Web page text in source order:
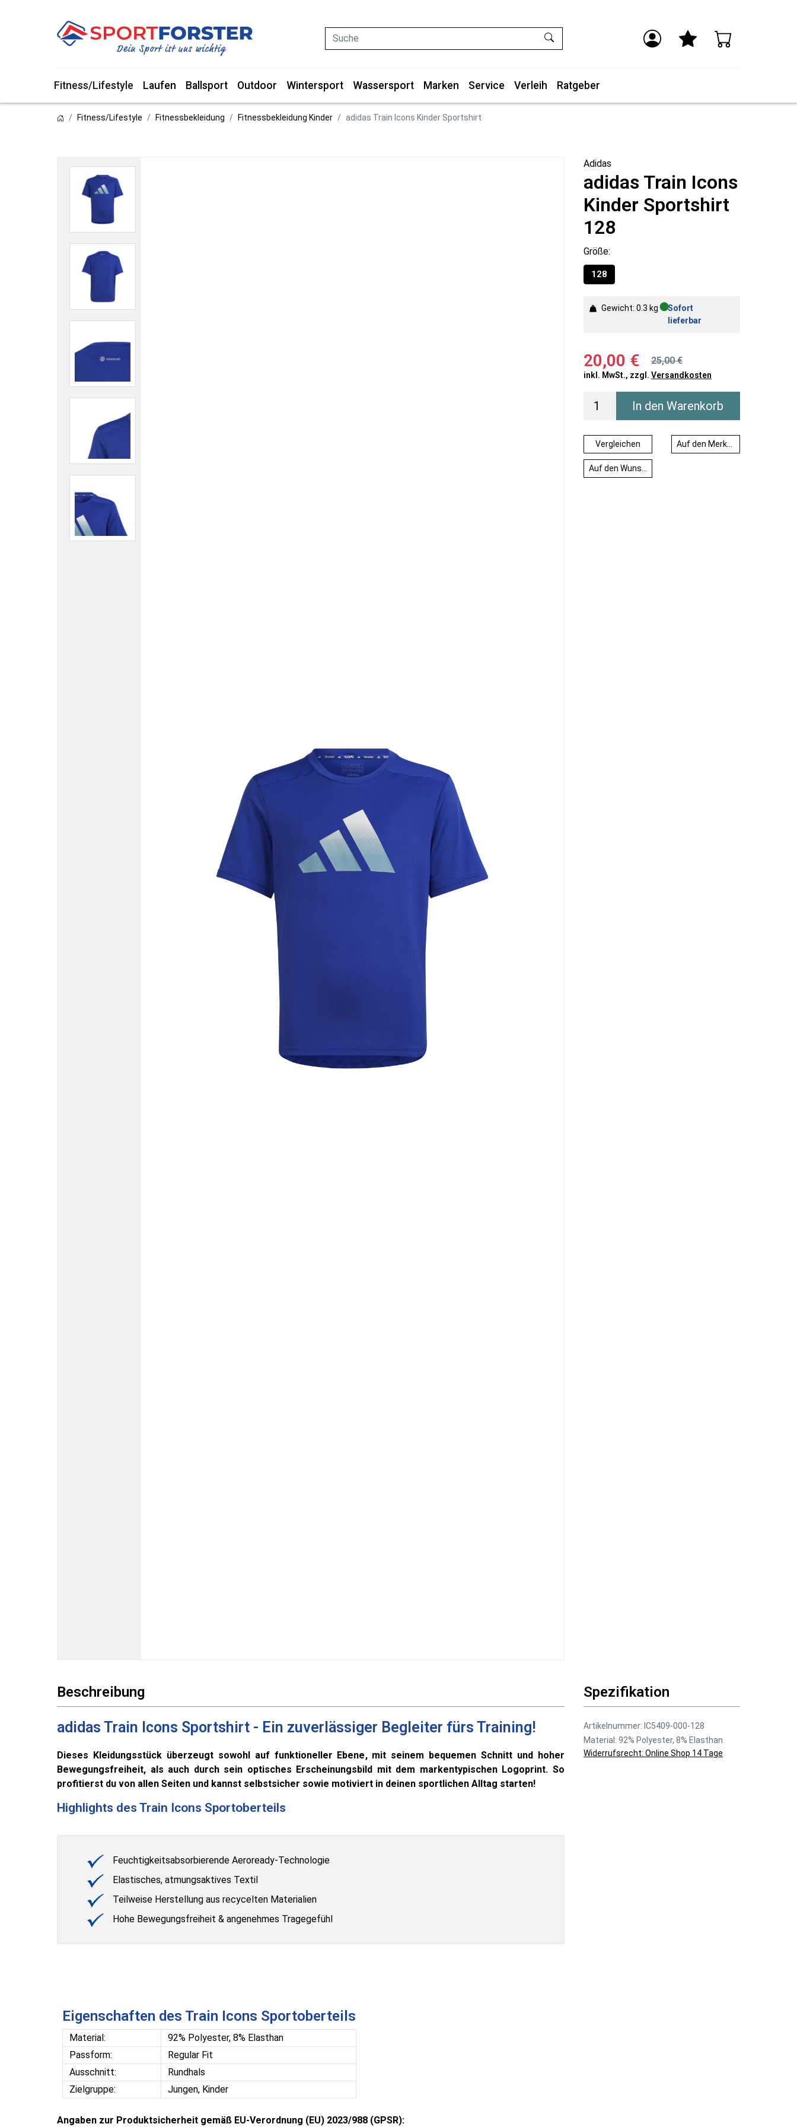
Suche
Fitness/Lifestyle Laufen Ballsport Outdoor Wintersport Wassersport Marken Service Verleih Ratgeber
Fitness/Lifestyle Fitnessbekleidung Fitnessbekleidung Kinder adidas Train Icons Kinder Sportshirt
Adidas
adidas Train Icons
Kinder Sportshirt
128
Größe:
128
Gewicht: 0.3 kg●Sofort
lieferbar
20,00 € 25,00 €
inkl. MwSt., zzgl. Versandkosten
In den Warenkorb
Vergleichen
Beschreibung
adidas Train Icons Sportshirt - Ein zuverlässiger Begleiter fürs Training!
Dieses Kleidungsstück überzeugt sowohl auf funktioneller Ebene, mit seinem bequemen Schnitt und hoher
Bewegungsfreiheit, als auch durch sein optisches Erscheinungsbild mit dem markentypischen Logoprint. So
profitierst du von allen Seiten und kannst selbstsicher sowie motiviert in deinen sportlichen Alltag starten!
Highlights des Train Icons Sportoberteils
Feuchtigkeitsabsorbierende Aeroready-Technologie
Elastisches, atmungsaktives Textil
Teilweise Herstellung aus recycelten Materialien
Hohe Bewegungsfreiheit & angenehmes Tragegefühl
Eigenschaften des Train Icons Sportoberteils
Material:
92% Polyester, 8% Elasthan
Passform:
Regular Fit
Ausschnitt:
Rundhals
Zielgruppe:
Jungen, Kinder
Angaben zur Produktsicherheit gemäß EU-Verordnung (EU) 2023/988 (GPSR):
Spezifikation
Artikelnummer: IC5409-000-128
Material: 92% Polyester, 8% Elasthan
Widerrufsrecht: Online Shop 14 Tage